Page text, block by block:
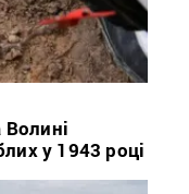
Волині
у 1943 році